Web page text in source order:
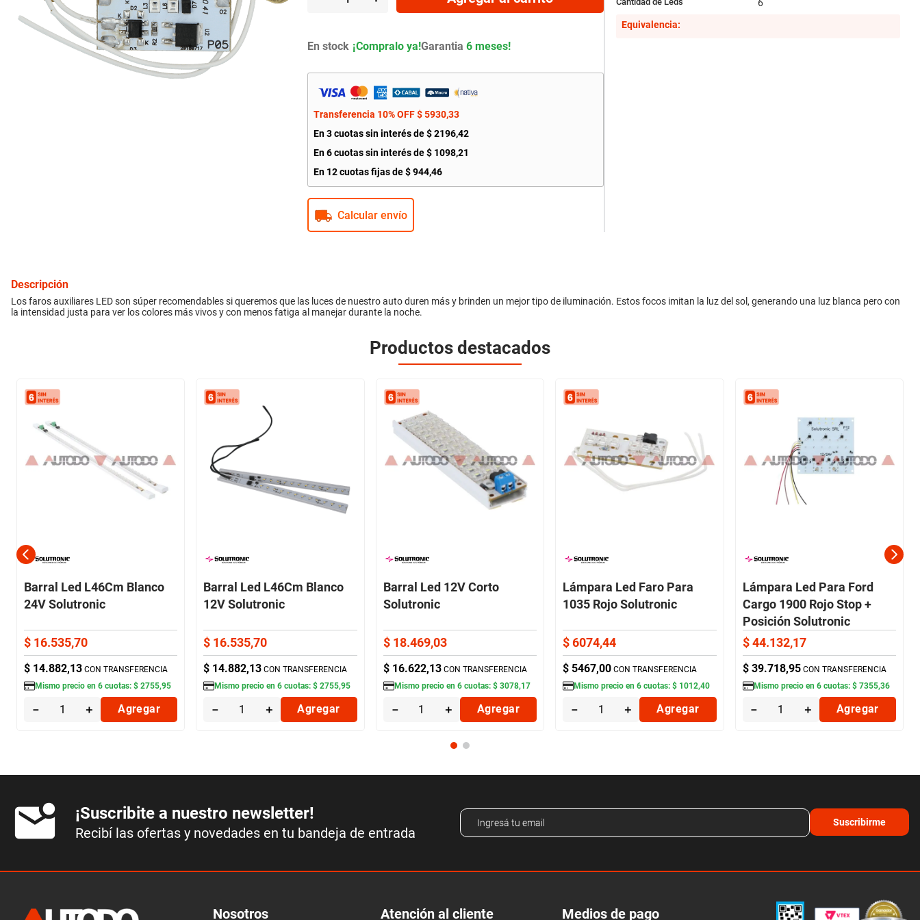
inyección
refrigeración
En stock Garantia 6 meses!
Transferencia 10% OFF$5930,33
En3cuotas sin interés de$2196,42
En6cuotas sin interés de$ 1098,21
En 12cuotas fijas de$944,46
Calcular envío
6
Equivalencia:
Descripción
Los faros auxiliares LED son súper recomendables si queremos que las luces de nuestro auto duren más y brinden un mejor tipo de iluminación. Estos focos imitan la luz del sol, generando una luz blanca pero con
la intensidad justa para ver los colores más vivos y con menos fatiga al manejar durante la noche.
Productos destacados
Barral Led L46Cm Blanco
24V Solutronic
$ 16.535,70
$ 14.882,13 CON TRANSFERENCIA
Mismo precio en 6cuotas: $ 2755,95
＋
－ Agregar
Barral Led L46Cm Blanco
12V Solutronic
$ 16.535,70
$ 14.882,13 CON TRANSFERENCIA
Mismo precio en6 cuotas:$ 2755,95
＋
－ Agregar
Barral Led 12V Corto
Solutronic
$ 18.469,03
$ 16.622,13 CON TRANSFERENCIA
Mismo precio en 6cuotas: $ 3078,17
＋
－ Agregar
Lámpara Led Faro Para
1035 Rojo Solutronic
$6074,44
$ 5467,00 CON TRANSFERENCIA
Mismo precio en6 cuotas:$ 1012,40
＋
－ Agregar
Lámpara Led Para Ford
Cargo 1900 Rojo Stop +
Posición Solutronic
$ 44.132,17
$ 39.718,95 CON TRANSFERENCIA
Mismo precio en 6cuotas: $ 7355,36
＋
－ Agregar
¡Suscribite a nuestro newsletter!
Recibí las ofertas y novedades en tu bandeja de entrada
Suscribirme
Nosotros Atención al cliente Medios de pago
10
citroen c4